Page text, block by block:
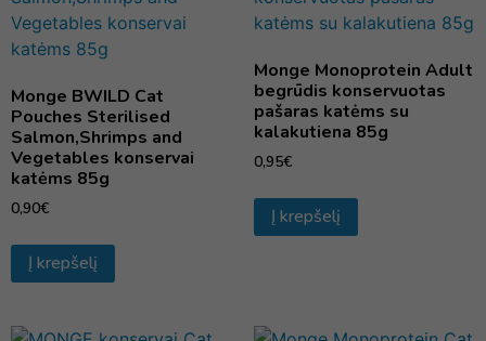
Monge BWILD Cat
Pouches Sterilised
Salmon,Shrimps and
Vegetables konservai
katėms 85g
0,90€
Į krepšelį
Monge Monoprotein Adult
begrūdis konservuotas
pašaras katėms su
kalakutiena 85g
0,95€
Į krepšelį